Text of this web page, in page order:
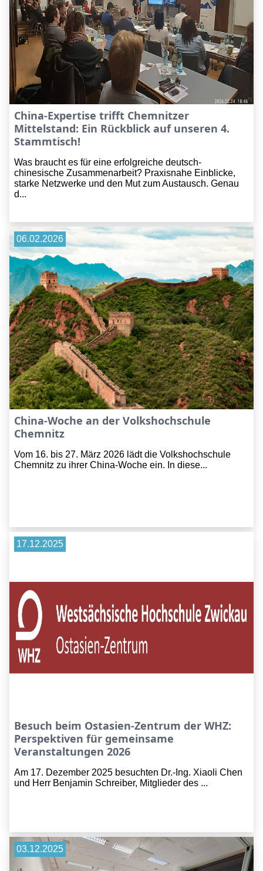
China-Expertise trifft Chemnitzer
Mittelstand: Ein Rückblick auf unseren 4.
Stammtisch!
Was braucht es für eine erfolgreiche deutsch-
chinesische Zusammenarbeit? Praxisnahe Einblicke,
starke Netzwerke und den Mut zum Austausch. Genau
d...
China-Woche an der Volkshochschule
Chemnitz
Vom 16. bis 27. März 2026 lädt die Volkshochschule
Chemnitz zu ihrer China-Woche ein. In diese...
06.02.2026
Besuch beim Ostasien-Zentrum der WHZ:
Perspektiven für gemeinsame
Veranstaltungen 2026
Am 17. Dezember 2025 besuchten Dr.-Ing. Xiaoli Chen
und Herr Benjamin Schreiber, Mitglieder des ...
17.12.2025
03.12.2025